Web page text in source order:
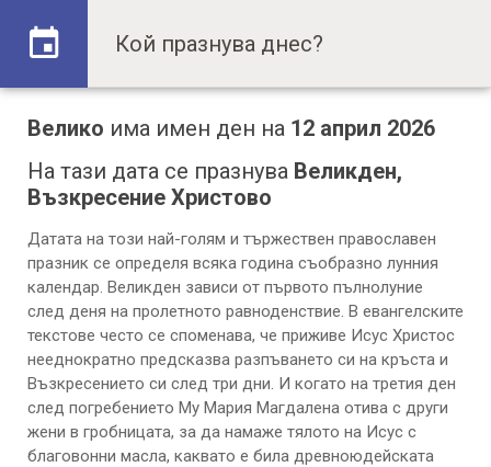
Велико има имен ден на 12 април 2026
На тази дата се празнува Великден,
Възкресение Христово
Датата на този най-голям и тържествен православен
празник се определя всяка година съобразно лунния
календар. Великден зависи от първото пълнолуние
след деня на пролетното равноденствие. В евангелските
текстове често се споменава, че приживе Исус Христос
нееднократно предсказва разпъването си на кръста и
Възкресението си след три дни. И когато на третия ден
след погребението Му Мария Магдалена отива с други
жени в гробницата, за да намаже тялото на Исус с
благовонни масла, каквато е била древноюдейската